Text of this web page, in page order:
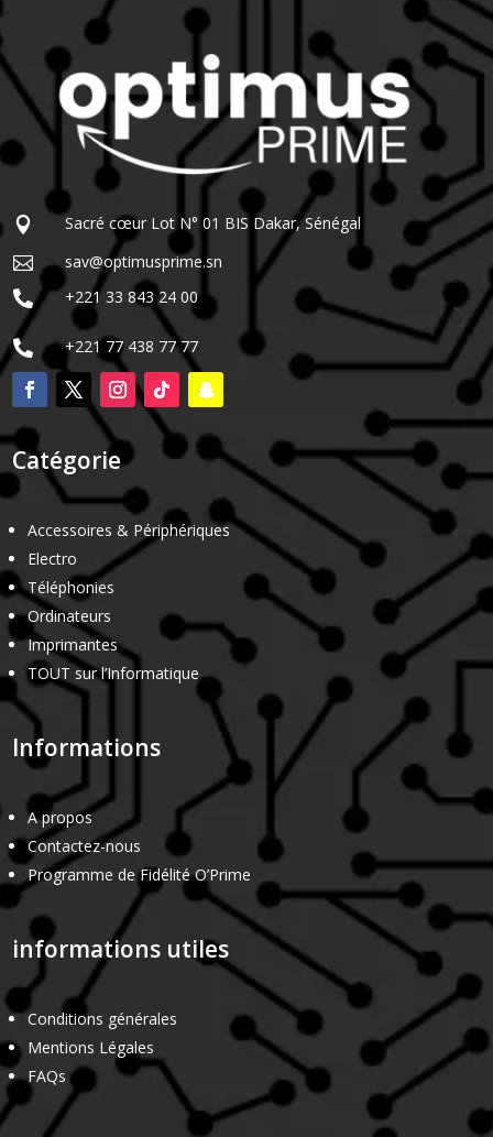
 Sacré cœur Lot N° 01 BIS Dakar, Sénégal
 sav@optimusprime.sn
 +221 33 843 24 00
 +221 77 438 77 77
Catégorie
Accessoires & Périphériques
Electro
Téléphonies
Ordinateurs
Imprimantes
TOUT sur l’Informatique
Informations
A propos
Contactez-nous
Programme de Fidélité O’Prime
informations utiles
Conditions générales
Mentions Légales
FAQs